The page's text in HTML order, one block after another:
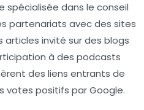
spécialisée dans le conseil
partenariats avec des sites
invité sur des blogs
à des podcasts
des liens entrants de
votes positifs par Google.